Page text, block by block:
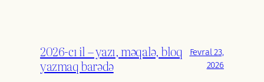
2026-cı il – yazı, məqalə, bloq
yazmaq barədə
Fevral 23,
2026